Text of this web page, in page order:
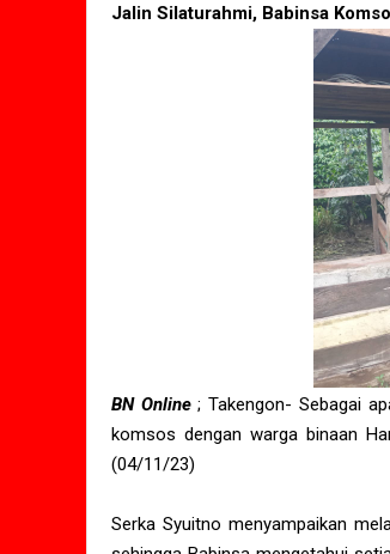
Jalin Silaturahmi, Babinsa
BN Online; Takengon- Sebagai
komsos dengan warga binaan
(04/11/23)
Serka Syuitno menyampaikan